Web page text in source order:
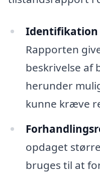
Identifikation
Rapporten
beskrivelse af
herunder
kunne kræve
opdaget
bruges til at